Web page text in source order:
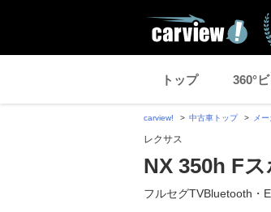
トップ 360°
carview! 中古車トップ メ
レクサス
NX 350h F
フルセグTVBluetooth・